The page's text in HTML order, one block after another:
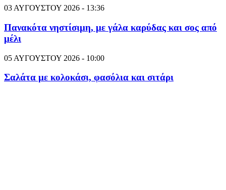
03 ΑΥΓΟΥΣΤΟΥ 2026 - 13:36
Πανακότα νηστίσιμη, με γάλα καρύδας και σος από
μέλι
05 ΑΥΓΟΥΣΤΟΥ 2026 - 10:00
Σαλάτα με κολοκάσι, φασόλια και σιτάρι